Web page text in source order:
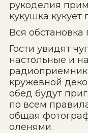
рукоделия
кукушка кукует
Вся
Гости увидят
настольные и
кружевной
обед будут
по всем
общая
оленями.